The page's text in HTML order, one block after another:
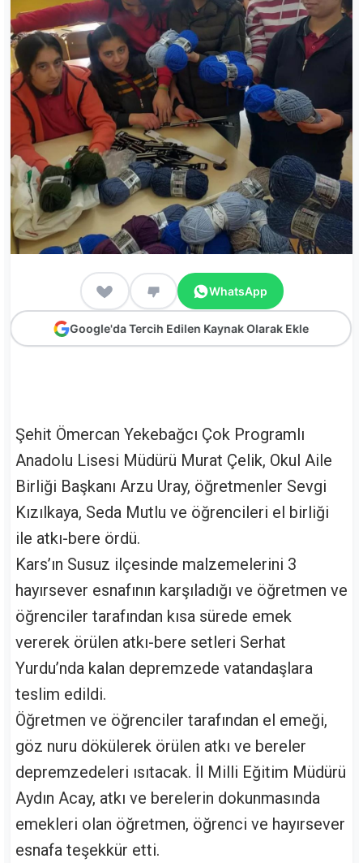
WhatsApp
Google'da Tercih Edilen Kaynak Olarak Ekle
Şehit Ömercan Yekebağcı Çok Programlı
Anadolu Lisesi Müdürü Murat Çelik, Okul Aile
Birliği Başkanı Arzu Uray, öğretmenler Sevgi
Kızılkaya, Seda Mutlu ve öğrencileri el birliği
ile atkı-bere ördü.
Kars’ın Susuz ilçesinde malzemelerini 3
hayırsever esnafının karşıladığı ve öğretmen ve
öğrenciler tarafından kısa sürede emek
vererek örülen atkı-bere setleri Serhat
Yurdu’nda kalan depremzede vatandaşlara
teslim edildi.
Öğretmen ve öğrenciler tarafından el emeği,
göz nuru dökülerek örülen atkı ve bereler
depremzedeleri ısıtacak. İl Milli Eğitim Müdürü
Aydın Acay, atkı ve berelerin dokunmasında
emekleri olan öğretmen, öğrenci ve hayırsever
esnafa teşekkür etti.